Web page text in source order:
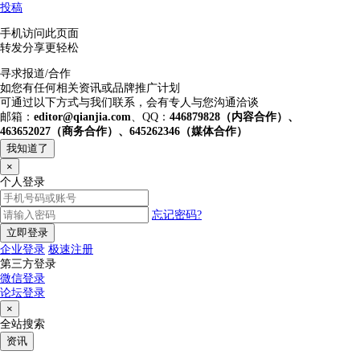
投稿
手机访问此页面
转发分享更轻松
寻求报道/合作
如您有任何相关资讯或品牌推广计划
可通过以下方式与我们联系，会有专人与您沟通洽谈
邮箱： editor@qianjia.com 、QQ： 446879828（内容合作）、
463652027（商务合作）、645262346（媒体合作）
我知道了
×
个人登录
忘记密码?
立即登录
企业登录 极速注册
第三方登录
微信登录
论坛登录
×
全站搜索
资讯